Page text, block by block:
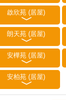
啟欣苑 (居屋)
朗天苑 (居屋)
安樺苑 (居屋)
安柏苑 (居屋)